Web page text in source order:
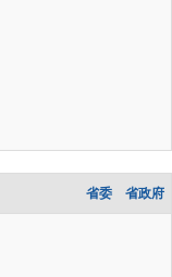
省政府
省委